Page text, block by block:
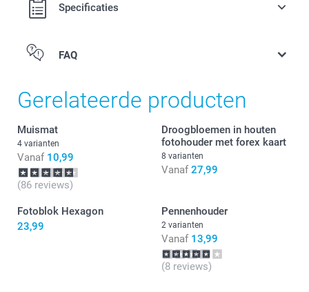
Specificaties
FAQ
Gerelateerde producten
Muismat
4 varianten
Vanaf 10,99
(86 reviews)
Droogbloemen in houten
fotohouder met forex kaart
8 varianten
Vanaf 27,99
Fotoblok Hexagon
23,99
Pennenhouder
2 varianten
Vanaf 13,99
(8 reviews)